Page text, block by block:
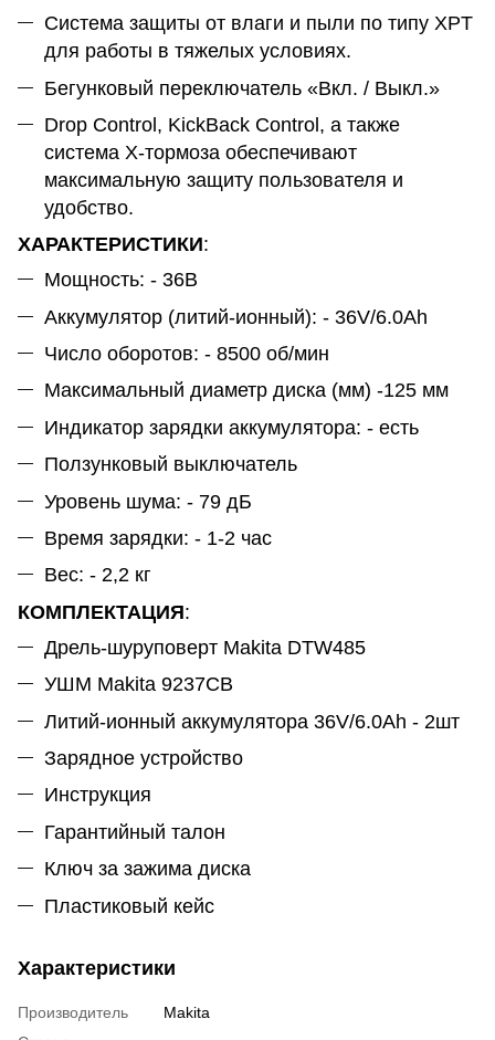
Система защиты от влаги и пыли по типу XPT
для работы в тяжелых условиях.
Бегунковый переключатель «Вкл. / Выкл.»
Drop Control, KickBack Control, а также
система X-тормоза обеспечивают
максимальную защиту пользователя и
удобство.
ХАРАКТЕРИСТИКИ:
Мощность: - 36В
Аккумулятор (литий-ионный): - 36V/6.0Ah
Число оборотов: - 8500 об/мин
Максимальный диаметр диска (мм) -125 мм
Индикатор зарядки аккумулятора: - есть
Ползунковый выключатель
Уровень шума: - 79 дБ
Время зарядки: - 1-2 час
Вес: - 2,2 кг
КОМПЛЕКТАЦИЯ:
Дрель-шуруповерт Makita DTW485
УШМ Makita 9237CB
Литий-ионный аккумулятора 36V/6.0Ah - 2шт
Зарядное устройство
Инструкция
Гарантийный талон
Ключ за зажима диска
Пластиковый кейс
Характеристики
Производитель
Makita